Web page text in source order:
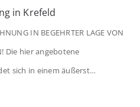
in Krefeld
IN BEGEHRTER LAGE VON
Die hier angebotene
sich in einem äußerst